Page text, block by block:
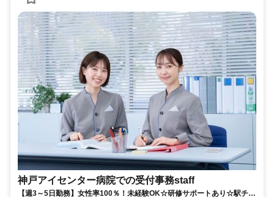
神戸アイセンター病院での受付事務staff
【週3～5日勤務】女性率100％！未経験OK☆研修サポートあり☆駅チカ